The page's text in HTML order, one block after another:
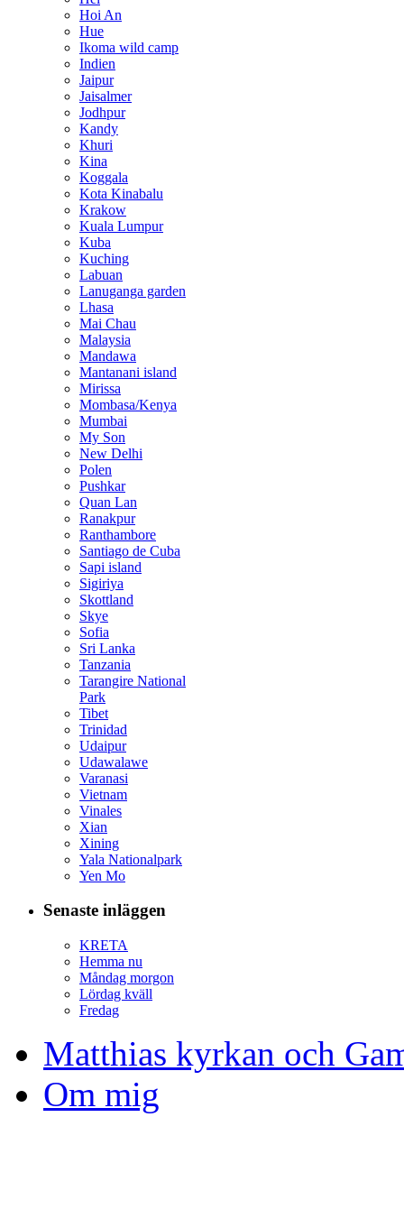
Hoi An
Hue
Ikoma wild camp
Indien
Jaipur
Jaisalmer
Jodhpur
Kandy
Khuri
Kina
Koggala
Kota Kinabalu
Krakow
Kuala Lumpur
Kuba
Kuching
Labuan
Lanuganga garden
Lhasa
Mai Chau
Malaysia
Mandawa
Mantanani island
Mirissa
Mombasa/Kenya
Mumbai
My Son
New Delhi
Polen
Pushkar
Quan Lan
Ranakpur
Ranthambore
Santiago de Cuba
Sapi island
Sigiriya
Skottland
Skye
Sofia
Sri Lanka
Tanzania
Tarangire National
Park
Tibet
Trinidad
Udaipur
Udawalawe
Varanasi
Vietnam
Vinales
Xian
Xining
Yala Nationalpark
Yen Mo
Senaste inläggen
KRETA
Hemma nu
Måndag morgon
Lördag kväll
Fredag
Matthias kyrkan och
Om mig